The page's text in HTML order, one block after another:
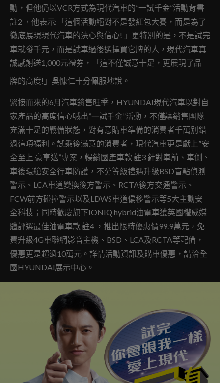
動，但他仍以VCR方式為現代汽車的”一試千金”活動背書
註2 ，他表示:「這個活動絕對不是發紅包大賽，而是為了
徹底展現現代汽車的決心與信心! 」更特別的是，不是試完
車就發千元，而是試車過後選擇買它牌的人，現代汽車真
誠感謝送1,000元禮券，「這不僅誠意十足，更展現了品
牌的高度!」吳慷仁十分佩服地說。
緊接而來的6月汽車銷售旺季，HYUNDAI現代汽車以對自
家產品的高度信心喊出”一試千金”活動，不僅讓銷售團隊
充滿十足的戰備狀態，對有意購車準備的消費者千萬別錯
過這項福利。試乘後滿意的消費者，現代汽車更是獻上”安
全至上 豪享送”專案，暢銷國產車款 註3 針對車前、車側、
車後環艙安全行車防護，不分等級禮遇升級BSD盲點偵測
警示、LCA車道變換後方警示、RCTA後方交通警示、
FCW前方碰撞警示以及LDWS車道偏移警示等5大主動安
全科技；同時歡慶旗下IONIQ hybrid油電車獲英國權威媒
體評選最佳油電車款 註4 ，推出限時優惠價99.9萬元，免
費升級4G車聯網影音主機、BSD、LCA及RCTA等配備，
優惠更是超過10萬元。詳情活動資訊及購車優惠，請洽全
國HYUNDAI展示中心。